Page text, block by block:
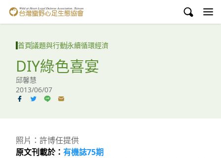
台灣蠻野心足生態協會
議題與行動
環境教育
白海豚媽祖宮
English
首頁議題與行動永續循環經濟
DIY綠色喜宴
邱馨慧
2013/06/07
照片：許博任提供
原文刊載於： 有機誌75期